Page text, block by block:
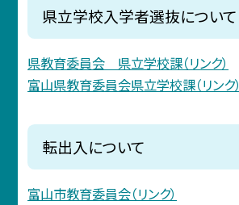
県立学校入学者選抜について
県教育委員会 県立学校課（リンク）
富山県教育委員会県立学校課（リンク）
転出入について
富山市教育委員会（リンク）